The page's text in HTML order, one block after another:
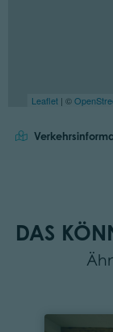
Leaflet | ©
DAS